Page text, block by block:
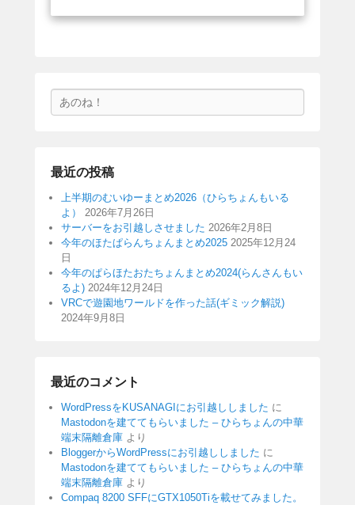
索
最近の投稿
上半期のむいゆーまとめ2026（ひらちょんもいる
よ）
2026年7月26日
サーバーをお引越しさせました 2026年2月8日
今年のほたぱらんちょんまとめ2025 2025年12月24
日
今年のぱらほたおたちょんまとめ2024(らんさんもい
るよ) 2024年12月24日
VRCで遊園地ワールドを作った話(ギミック解説)
2024年9月8日
最近のコメント
WordPressをKUSANAGIにお引越ししました に
Mastodonを建ててもらいました – ひらちょんの中華
端末隔離倉庫 より
BloggerからWordPressにお引越ししました に
Mastodonを建ててもらいました – ひらちょんの中華
端末隔離倉庫 より
Compaq 8200 SFFにGTX1050Tiを載せてみました。